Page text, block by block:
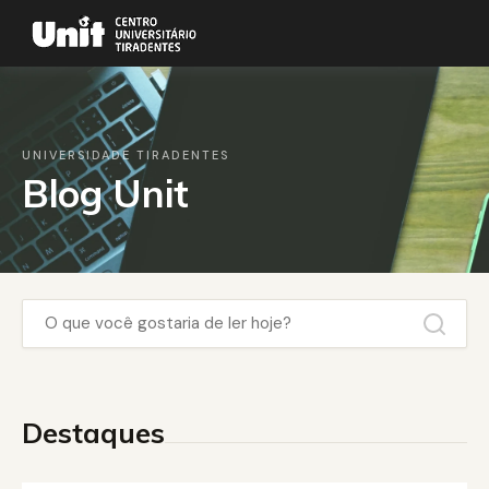
UNIVERSIDADE TIRADENTES
Blog Unit
Destaques